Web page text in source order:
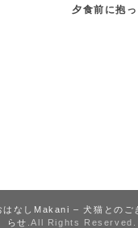
夕食前に抱
はなしMakani – 犬猫とのご
らせ .All Rights Reserved.